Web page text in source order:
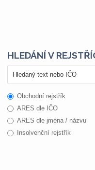
HLEDÁNÍ V
Obchodní rejstřík
ARES dle IČO
ARES dle jména / názvu
Insolvenční rejstřík